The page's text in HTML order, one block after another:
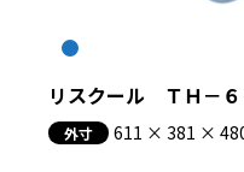
リスクール ＴＨ－
外寸 611 × 381 ×